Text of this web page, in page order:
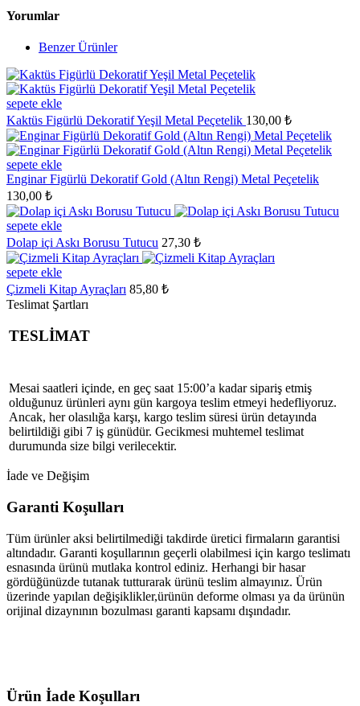
Yorumlar
Benzer Ürünler
sepete ekle
Kaktüs Figürlü Dekoratif Yeşil Metal Peçetelik 130,00 ₺
sepete ekle
Enginar Figürlü Dekoratif Gold (Altın Rengi) Metal Peçetelik
130,00 ₺
sepete ekle
Dolap içi Askı Borusu Tutucu 27,30 ₺
sepete ekle
Çizmeli Kitap Ayraçları 85,80 ₺
Teslimat Şartları
TESLİMAT
Mesai saatleri içinde, en geç saat 15:00’a kadar sipariş etmiş
olduğunuz ürünleri aynı gün kargoya teslim etmeyi hedefliyoruz.
Ancak, her olasılığa karşı, kargo teslim süresi ürün detayında
belirtildiği gibi 7 iş günüdür. Gecikmesi muhtemel teslimat
durumunda size bilgi verilecektir.
İade ve Değişim
Garanti Koşulları
Tüm ürünler aksi belirtilmediği takdirde üretici firmaların garantisi
altındadır. Garanti koşullarının geçerli olabilmesi için kargo teslimatı
esnasında ürünü mutlaka kontrol ediniz. Herhangi bir hasar
gördüğünüzde tutanak tutturarak ürünü teslim almayınız. Ürün
üzerinde yapılan değişiklikler,ürünün deforme olması ya da ürünün
orijinal dizaynının bozulması garanti kapsamı dışındadır.
Ürün İade Koşulları